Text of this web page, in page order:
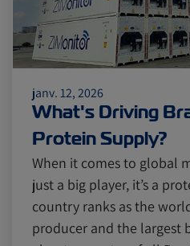
Asia
Cold chain
Seafood
Digital tools
janv. 12, 2026
What's Driving
Protein Supply?
When it comes to global
just a big player, it’s a
country ranks as the
producer and the largest